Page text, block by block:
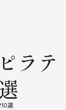
ラテ
10選